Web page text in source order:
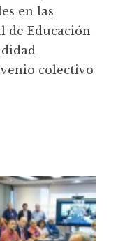
en las
de Educación
colectivo